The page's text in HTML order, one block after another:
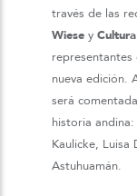
través de las
Wiesey
representantes
nueva edición.
será
historia
Kaulicke, Luisa
Astuhuamán.